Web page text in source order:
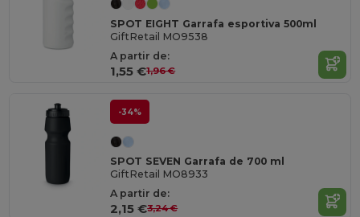
SPOT EIGHT Garrafa esportiva 500ml
GiftRetail MO9538
A partir de:
1,55 €1,96 €
-34%
SPOT SEVEN Garrafa de 700 ml
GiftRetail MO8933
A partir de:
2,15 €3,24 €